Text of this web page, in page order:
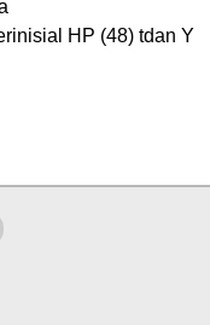
HP (48) tdan Y